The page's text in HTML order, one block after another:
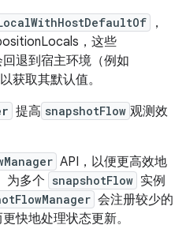
，
，这些
退到宿主环境（例如
获取其默认值。
提高 snapshotFlow 观测效
API，以便更高效地
为多个 snapshotFlow 实例
会注册较少的
快地处理状态更新。